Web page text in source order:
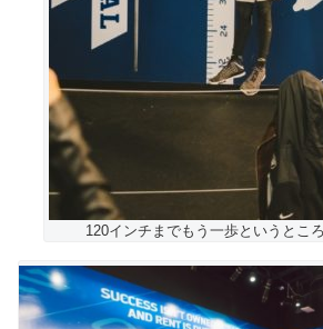
120インチまでもう一歩というとこ